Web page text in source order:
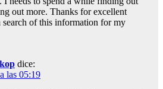
out more. Thanks for excellent
of this information for my
dice:
las 05:19